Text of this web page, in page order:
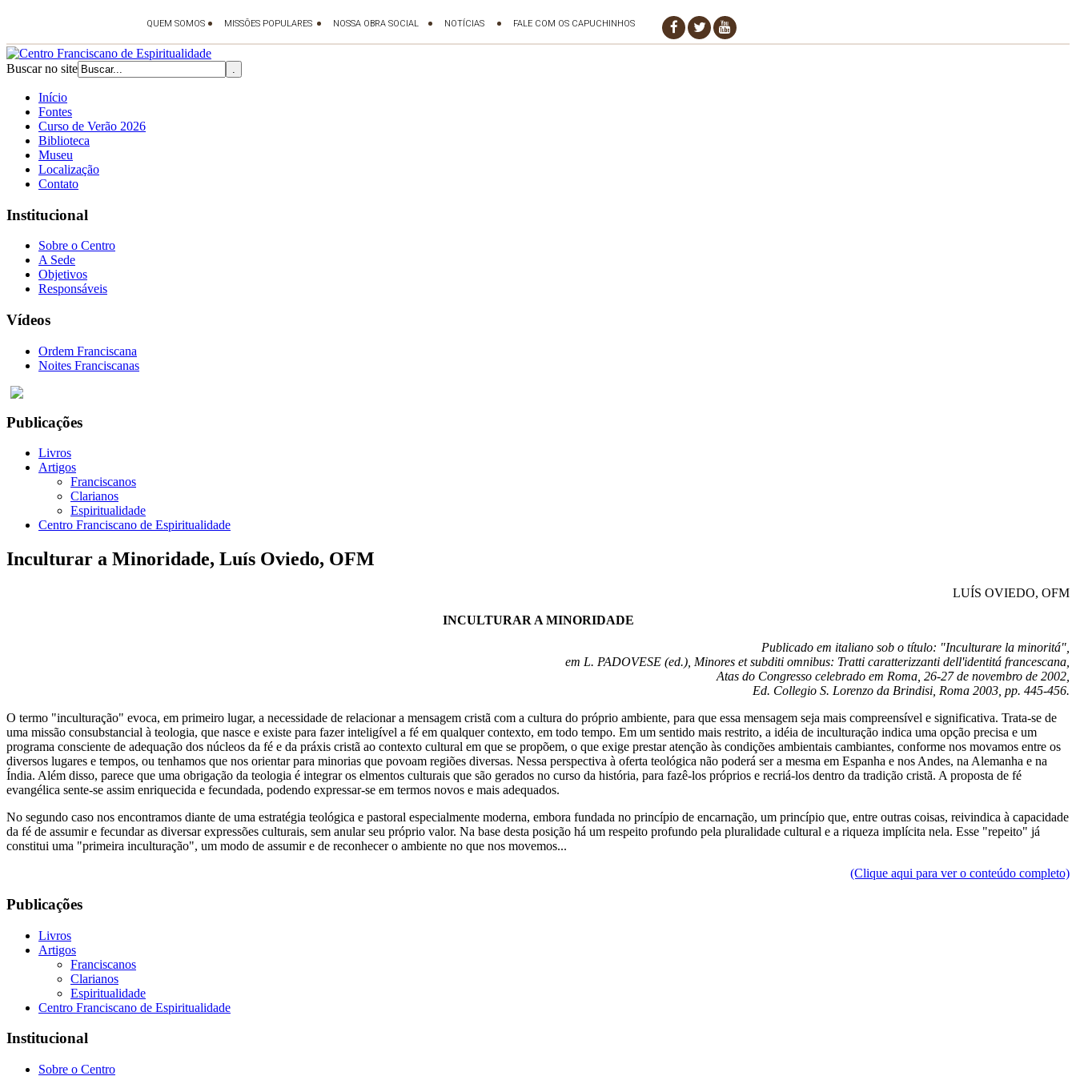
Buscar no site
Início
Fontes
Curso de Verão 2026
Biblioteca
Museu
Localização
Contato
Institucional
Sobre o Centro
A Sede
Objetivos
Responsáveis
Vídeos
Ordem Franciscana
Noites Franciscanas
Publicações
Livros
Artigos
Franciscanos
Clarianos
Espiritualidade
Centro Franciscano de Espiritualidade
Inculturar a Minoridade, Luís Oviedo, OFM
LUÍS OVIEDO, OFM
INCULTURAR A MINORIDADE
Publicado em italiano sob o título: "Inculturare la minoritá",
em L. PADOVESE (ed.), Minores et subditi omnibus: Tratti caratterizzanti dell'identitá francescana,
Atas do Congresso celebrado em Roma, 26-27 de novembro de 2002,
Ed. Collegio S. Lorenzo da Brindisi, Roma 2003, pp. 445-456.
O termo "inculturação" evoca, em primeiro lugar, a necessidade de relacionar a mensagem cristã com a cultura do próprio ambiente, para que essa mensagem seja mais compreensível e significativa. Trata-se de
uma missão consubstancial à teologia, que nasce e existe para fazer inteligível a fé em qualquer contexto, em todo tempo. Em um sentido mais restrito, a idéia de inculturação indica uma opção precisa e um
programa consciente de adequação dos núcleos da fé e da práxis cristã ao contexto cultural em que se propõem, o que exige prestar atenção às condições ambientais cambiantes, conforme nos movamos entre os
diversos lugares e tempos, ou tenhamos que nos orientar para minorias que povoam regiões diversas. Nessa perspectiva à oferta teológica não poderá ser a mesma em Espanha e nos Andes, na Alemanha e na
Índia. Além disso, parece que uma obrigação da teologia é integrar os elmentos culturais que são gerados no curso da história, para fazê-los próprios e recriá-los dentro da tradição cristã. A proposta de fé
evangélica sente-se assim enriquecida e fecundada, podendo expressar-se em termos novos e mais adequados.
No segundo caso nos encontramos diante de uma estratégia teológica e pastoral especialmente moderna, embora fundada no princípio de encarnação, um princípio que, entre outras coisas, reivindica à capacidade
da fé de assumir e fecundar as diversar expressões culturais, sem anular seu próprio valor. Na base desta posição há um respeito profundo pela pluralidade cultural e a riqueza implícita nela. Esse "repeito" já
constitui uma "primeira inculturação", um modo de assumir e de reconhecer o ambiente no que nos movemos...
(Clique aqui para ver o conteúdo completo)
Publicações
Livros
Artigos
Franciscanos
Clarianos
Espiritualidade
Centro Franciscano de Espiritualidade
Institucional
Sobre o Centro